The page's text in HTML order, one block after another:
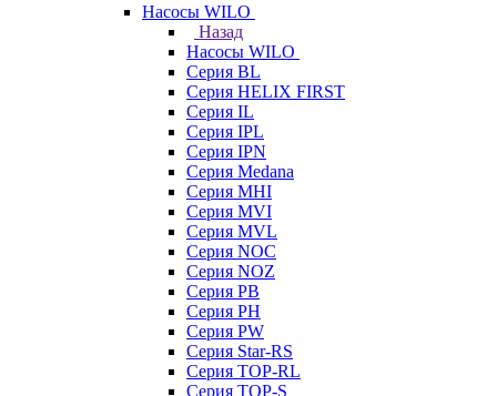
Насосы WILO
Назад
Насосы WILO
Серия BL
Серия HELIX FIRST
Серия IL
Серия IPL
Серия IPN
Серия Medana
Серия MHI
Серия MVI
Серия MVL
Серия NOC
Серия NOZ
Серия PB
Серия PH
Серия PW
Серия Star-RS
Серия TOP-RL
Серия TOP-S